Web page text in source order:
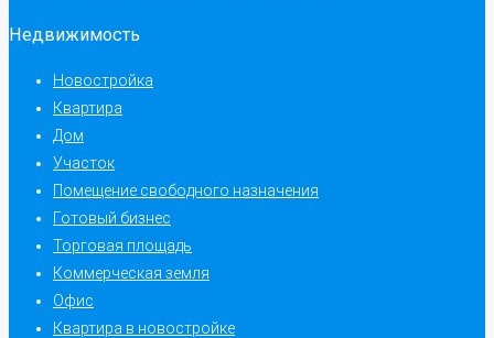
Недвижимость
Новостройка
Квартира
Дом
Участок
Помещение свободного назначения
Готовый бизнес
Торговая площадь
Коммерческая земля
Офис
Квартира в новостройке